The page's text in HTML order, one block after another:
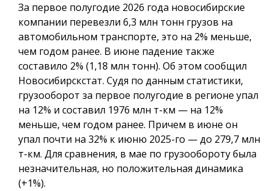
За первое полугодие 2026 года новосибирские
компании перевезли 6,3 млн тонн грузов на
автомобильном транспорте, это на 2% меньше,
чем годом ранее. В июне падение также
составило 2% (1,18 млн тонн). Об этом сообщил
Новосибирскстат. Судя по данным статистики,
грузооборот за первое полугодие в регионе упал
на 12% и составил 1976 млн т-км — на 12%
меньше, чем годом ранее. Причем в июне он
упал почти на 32% к июню 2025-го — до 279,7 млн
т-км. Для сравнения, в мае по грузообороту была
незначительная, но положительная динамика
(+1%).